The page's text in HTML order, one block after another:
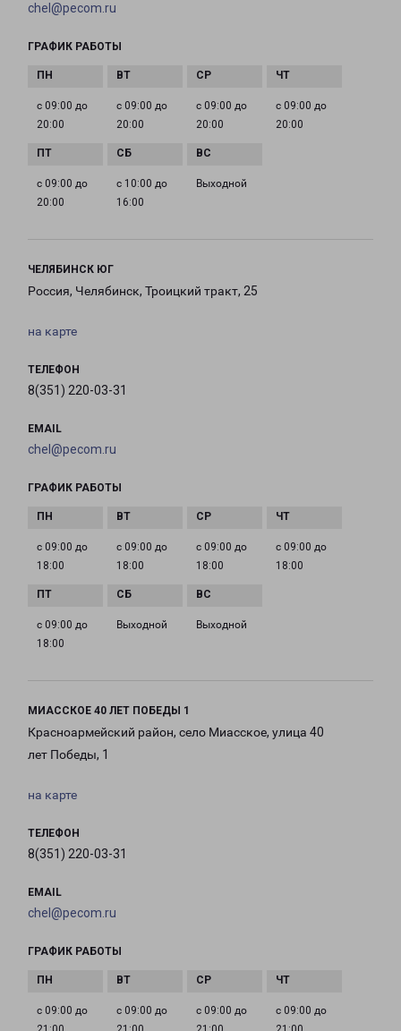
chel@pecom.ru
ГРАФИК РАБОТЫ
с 09:00 до
20:00
с 09:00 до
20:00
с 09:00 до
20:00
с 09:00 до
20:00
с 09:00 до
20:00
с 10:00 до
16:00
Выходной
ЧЕЛЯБИНСК ЮГ
Россия, Челябинск, Троицкий тракт, 25
на карте
ТЕЛЕФОН
8(351) 220-03-31
EMAIL
chel@pecom.ru
ГРАФИК РАБОТЫ
с 09:00 до
18:00
с 09:00 до
18:00
с 09:00 до
18:00
с 09:00 до
18:00
с 09:00 до
18:00
Выходной Выходной
МИАССКОЕ 40 ЛЕТ ПОБЕДЫ 1
Красноармейский район, село Миасское, улица 40
лет Победы, 1
на карте
ТЕЛЕФОН
8(351) 220-03-31
EMAIL
chel@pecom.ru
ГРАФИК РАБОТЫ
с 09:00 до
с 09:00 до
с 09:00 до
с 09:00 до